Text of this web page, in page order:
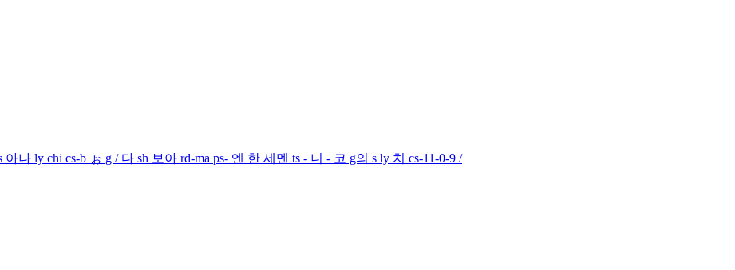
나 ly chi cs-b ぉ g / 다 sh 보아 rd-ma ps- 엔 한 세멘 ts - 니 - 코 g의 s ly 치 cs-11-0-9 /